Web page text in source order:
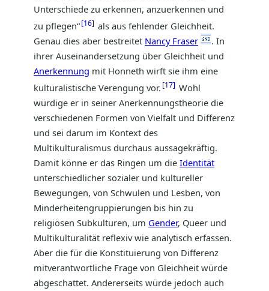
Unterschiede zu erkennen, anzuerkennen und
zu pflegen“ 16 als aus fehlender Gleichheit.
Genau dies aber bestreitet Nancy Fraser
. In
ihrer Auseinandersetzung über Gleichheit und
Anerkennung mit Honneth wirft sie ihm eine
kulturalistische Verengung vor. 17 Wohl
würdige er in seiner Anerkennungstheorie die
verschiedenen Formen von Vielfalt und Differenz
und sei darum im Kontext des
Multikulturalismus durchaus aussagekräftig.
Damit könne er das Ringen um die Identität
unterschiedlicher sozialer und kultureller
Bewegungen, von Schwulen und Lesben, von
Minderheitengruppierungen bis hin zu
religiösen Subkulturen, um Gender, Queer und
Multikulturalität reflexiv wie analytisch erfassen.
Aber die für die Konstituierung von Differenz
mitverantwortliche Frage von Gleichheit würde
abgeschattet. Andererseits würde jedoch auch